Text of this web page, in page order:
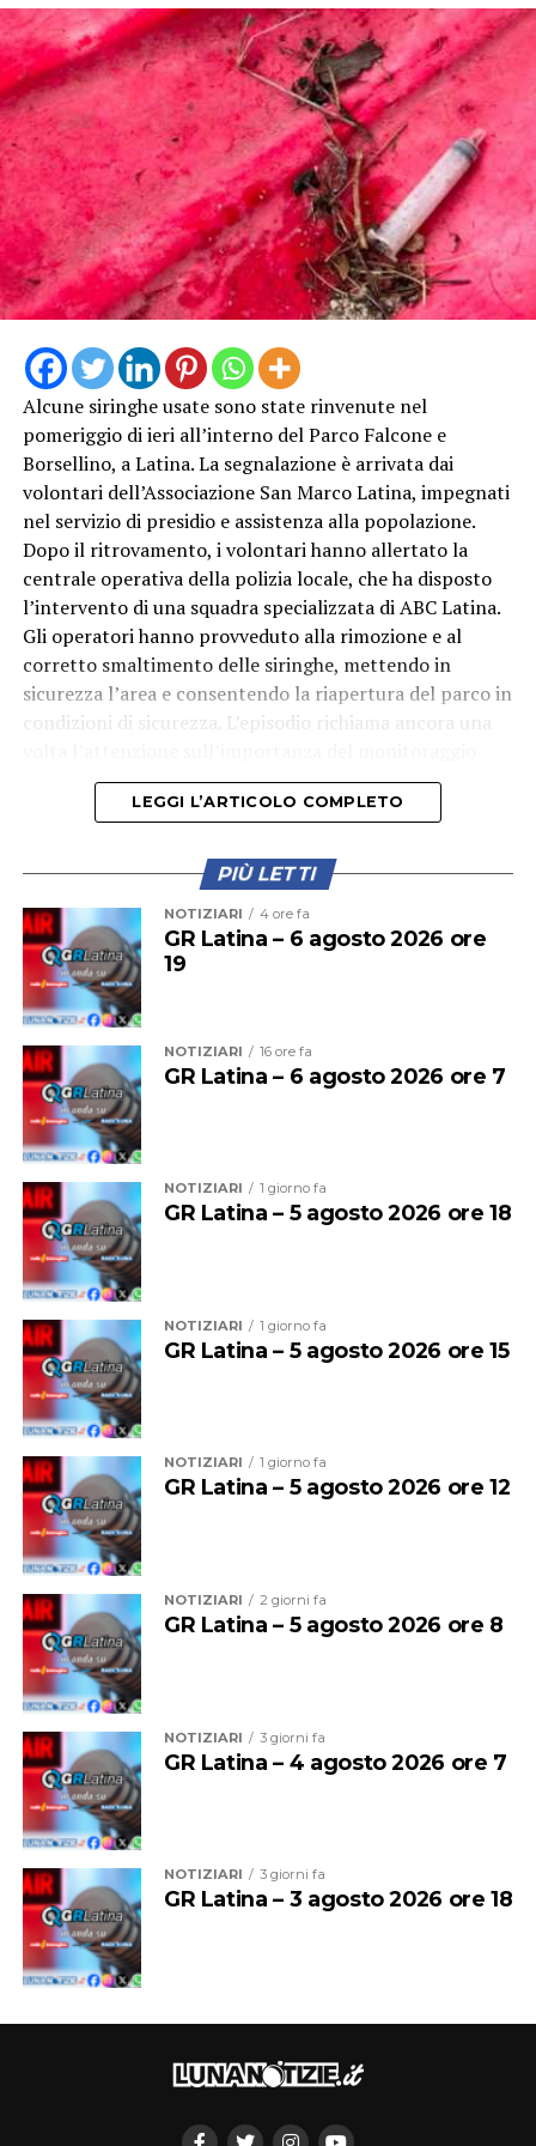
ELICOTTERO
AIB VIGILI
DEL FUOCO
INCENDIO
CASILINA
SUD
PROTEZIONE
CIVILE
PASSO
GENOVESE
INCENDIO
CASILINA
SUD
Alcune siringhe usate sono state rinvenute nel
pomeriggio di ieri all’interno del Parco Falcone e
Borsellino, a Latina. La segnalazione è arrivata dai
volontari dell’Associazione San Marco Latina, impegnati
nel servizio di presidio e assistenza alla popolazione.
Dopo il ritrovamento, i volontari hanno allertato la
centrale operativa della polizia locale, che ha disposto
l’intervento di una squadra specializzata di ABC Latina.
Gli operatori hanno provveduto alla rimozione e al
corretto smaltimento delle siringhe, mettendo in
sicurezza l’area e consentendo la riapertura del parco in
condizioni di sicurezza. L’episodio richiama ancora una
degli spazi pubblici, in particolare delle aree verdi
frequentate quotidianamente da famiglie e bambini.
LEGGI L’ARTICOLO COMPLETO
PIÙ LETTI
NOTIZIARI 4 ore fa
GR Latina – 6 agosto 2026 ore
19
NOTIZIARI 16 ore fa
GR Latina – 6 agosto 2026 ore 7
NOTIZIARI 1 giorno fa
GR Latina – 5 agosto 2026 ore 18
NOTIZIARI 1 giorno fa
GR Latina – 5 agosto 2026 ore 15
NOTIZIARI 1 giorno fa
GR Latina – 5 agosto 2026 ore 12
NOTIZIARI 2 giorni fa
GR Latina – 5 agosto 2026 ore 8
NOTIZIARI 3 giorni fa
GR Latina – 4 agosto 2026 ore 7
NOTIZIARI 3 giorni fa
GR Latina – 3 agosto 2026 ore 18